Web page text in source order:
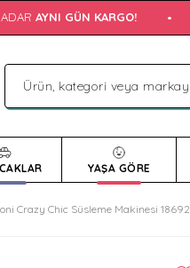
AYNI GÜN KARGO!
YAŞA GÖRE
Crazy Chic Süsleme Makinesi 18692